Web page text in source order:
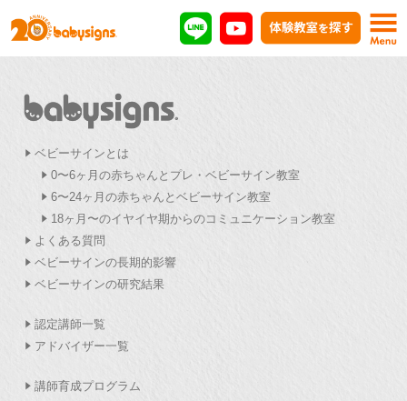
ベビーサインとは
0〜6ヶ月の赤ちゃんとプレ・ベビーサイン教室
6〜24ヶ月の赤ちゃんとベビーサイン教室
18ヶ月〜のイヤイヤ期からのコミュニケーション教室
よくある質問
ベビーサインの長期的影響
ベビーサインの研究結果
認定講師一覧
アドバイザー一覧
講師育成プログラム